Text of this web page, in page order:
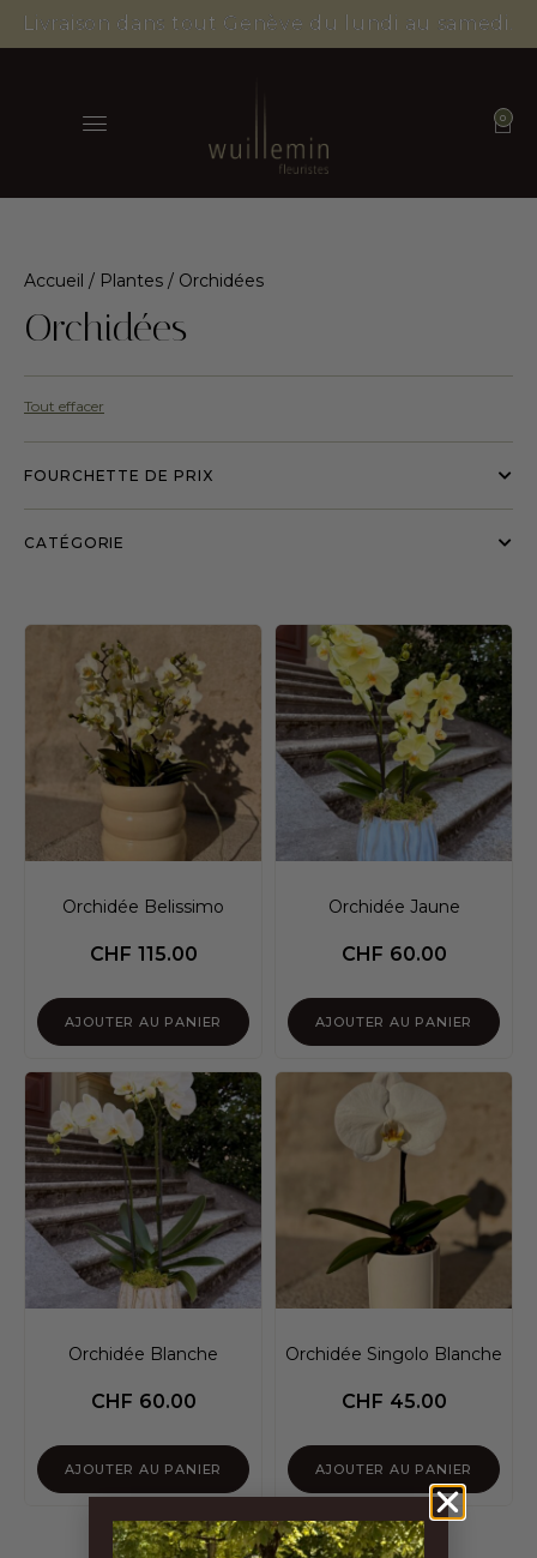
Livraison dans tout Genève du lundi au samedi.
0
Accueil / Plantes / Orchidées
Orchidées
Tout effacer
FOURCHETTE DE PRIX
CATÉGORIE
Orchidée Belissimo
CHF 115.00
AJOUTER AU PANIER
Orchidée Jaune
CHF 60.00
AJOUTER AU PANIER
Orchidée Blanche
CHF 60.00
AJOUTER AU PANIER
Orchidée Singolo Blanche
CHF 45.00
AJOUTER AU PANIER